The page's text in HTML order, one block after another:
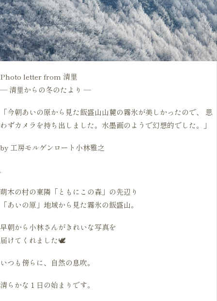
Photo letter from 清里
― 清里からの冬のたより ―
「今朝あいの原から見た飯盛山山麓の霧氷が美しかったので、 思
わずカメラを持ち出しました。水墨画のようで幻想的でした。」
by 工房モルゲンロート小林雅之
.
萌木の村の東隣「ともにこの森」の先辺り
「あいの原」地域から見た霧氷の飯盛山。
早朝から小林さんがきれいな写真を
届けてくれました🕊️
いつも傍らに、自然の息吹。
清らかな１日の始まりです。